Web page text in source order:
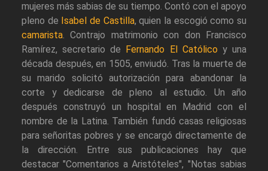
mujeres más sabias de su tiempo. Contó con el apoyo
pleno de Isabel de Castilla, quien la escogió como su
camarista. Contrajo matrimonio con don Francisco
Ramírez, secretario de
Fernando El Católico y una
década después, en 1505, enviudó. Tras la muerte de
su marido solicitó autorización para abandonar la
corte y dedicarse de pleno al estudio. Un año
después construyó un hospital en Madrid con el
nombre de la Latina. También fundó casas religiosas
para señoritas pobres y se encargó directamente de
la dirección. Entre sus publicaciones hay que
destacar "Comentarios a Aristóteles", "Notas sabias